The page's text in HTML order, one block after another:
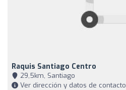
Raquis Santiago Centro
29,5km, Santiago
Ver dirección y datos de contacto